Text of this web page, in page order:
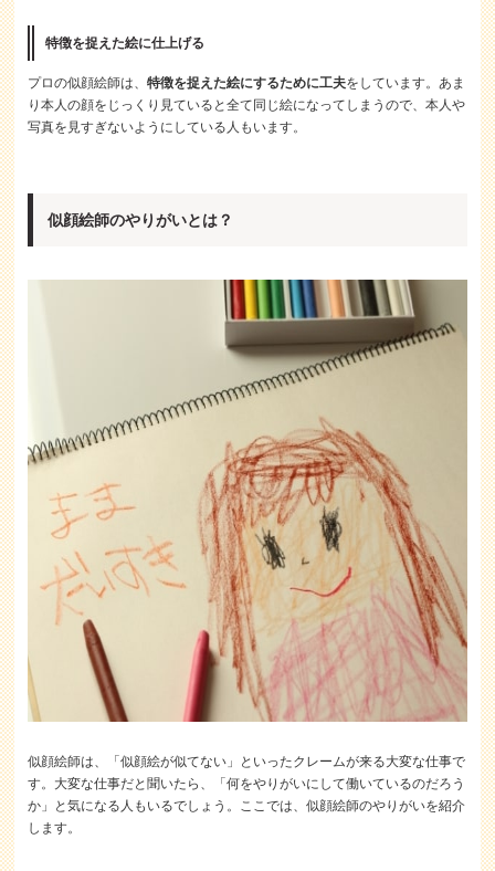
特徴を捉えた絵に仕上げる
プロの似顔絵師は、特徴を捉えた絵にするために工夫をしています。あま
り本人の顔をじっくり見ていると全て同じ絵になってしまうので、本人や
写真を見すぎないようにしている人もいます。
似顔絵師のやりがいとは？
似顔絵師は、「似顔絵が似てない」といったクレームが来る大変な仕事で
す。大変な仕事だと聞いたら、「何をやりがいにして働いているのだろう
か」と気になる人もいるでしょう。ここでは、似顔絵師のやりがいを紹介
します。